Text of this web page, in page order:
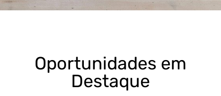
Oportunidades em
Destaque